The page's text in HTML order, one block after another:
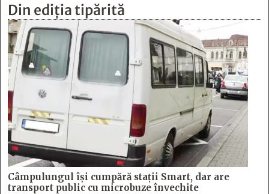
Din ediția tipărită
Câmpulungul îşi cumpără staţii Smart, dar are
transport public cu microbuze învechite